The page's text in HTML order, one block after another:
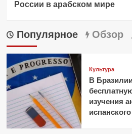
России в арабском мире
Популярное Обзор
Культура
В
изучения